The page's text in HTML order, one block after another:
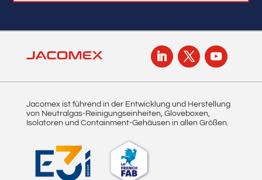
Jacomex ist führend in der Entwicklung und Herstellung
von Neutralgas-Reinigungseinheiten, Gloveboxen,
Isolatoren und Containment-Gehäusen in allen Größen.